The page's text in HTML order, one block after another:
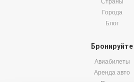
Страны
Города
Блог
Бронируйте
Авиабилеты
Аренда авто